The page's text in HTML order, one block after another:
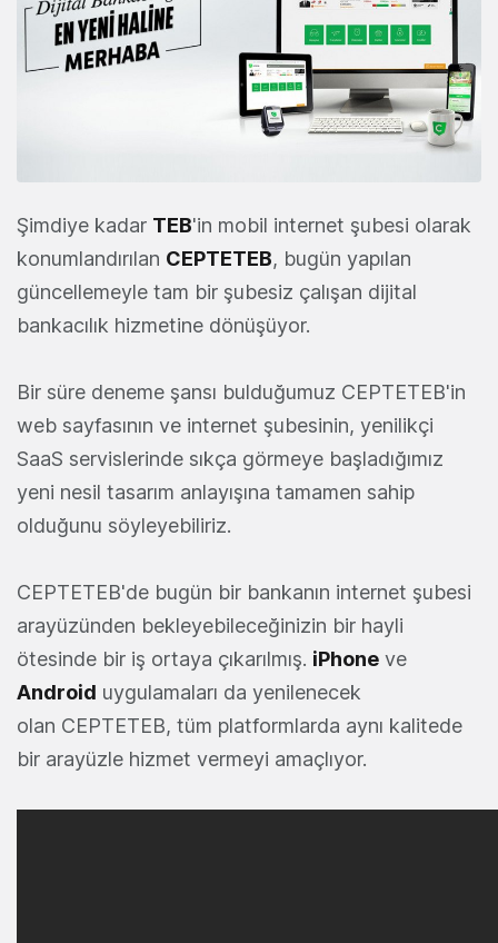
Şimdiye kadar TEB'in mobil internet şubesi olarak
konumlandırılan CEPTETEB, bugün yapılan
güncellemeyle tam bir şubesiz çalışan dijital
bankacılık hizmetine dönüşüyor.
Bir süre deneme şansı bulduğumuz CEPTETEB'in
web sayfasının ve internet şubesinin, yenilikçi
SaaS servislerinde sıkça görmeye başladığımız
yeni nesil tasarım anlayışına tamamen sahip
olduğunu söyleyebiliriz.
CEPTETEB'de bugün bir bankanın internet şubesi
arayüzünden bekleyebileceğinizin bir hayli
ötesinde bir iş ortaya çıkarılmış. iPhone ve
Android uygulamaları da yenilenecek
olan CEPTETEB, tüm platformlarda aynı kalitede
bir arayüzle hizmet vermeyi amaçlıyor.